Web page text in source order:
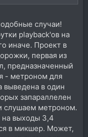
MIDI-
плюсы,случаи!
playback'ов на
иначе. Проект в
первая из
предназначенный
- метроном для
выведена в один
запараллелен
слушаем метроном.
выходы 3,4
в микшер. Может,